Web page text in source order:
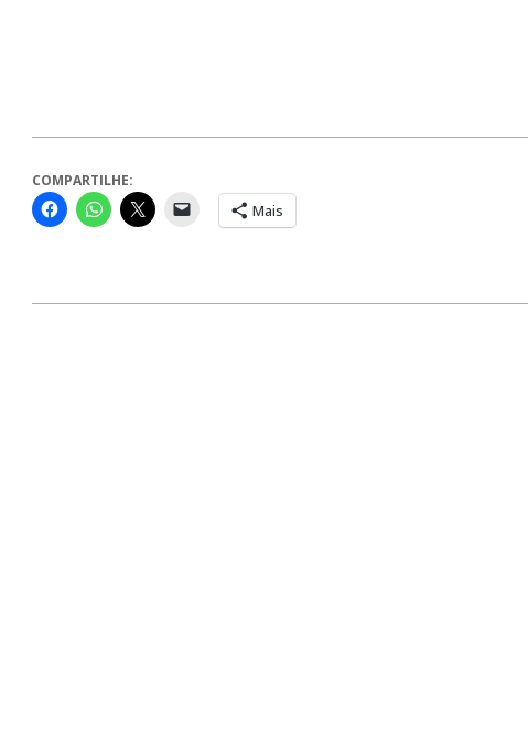
COMPARTILHE:
Mais